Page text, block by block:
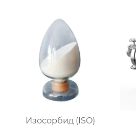
Изосорбид (ISO)